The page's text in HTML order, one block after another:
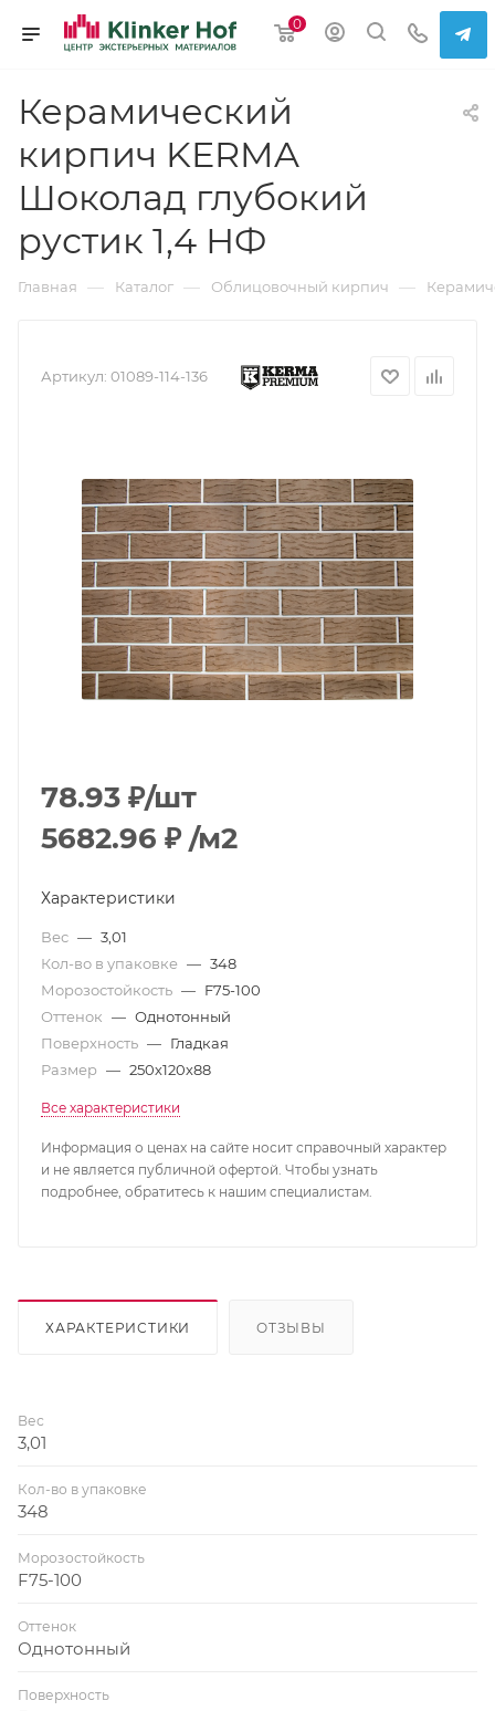
0
Керамический
кирпич KERMA
Шоколад глубокий
рустик 1,4 НФ
Главная — Каталог — Облицовочный кирпич —
Артикул: 01089-114-136
78.93 ₽/шт
5682.96 ₽ /м2
Характеристики
Вес — 3,01
Кол-во в упаковке — 348
Морозостойкость — F75-100
Оттенок — Однотонный
Поверхность — Гладкая
Размер — 250х120х88
Все характеристики
Информация о ценах на сайте носит справочный характер
и не является публичной офертой. Чтобы узнать
подробнее, обратитесь к нашим специалистам.
ХАРАКТЕРИСТИКИ ОТЗЫВЫ
Вес
3,01
Кол-во в упаковке
348
Морозостойкость
F75-100
Оттенок
Однотонный
Поверхность